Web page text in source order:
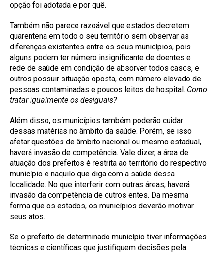
opção foi adotada e por quê.
Também não parece razoável que estados decretem
quarentena em todo o seu território sem observar as
diferenças existentes entre os seus municípios, pois
alguns podem ter número insignificante de doentes e
rede de saúde em condição de absorver todos casos, e
outros possuir situação oposta, com número elevado de
pessoas contaminadas e poucos leitos de hospital. Como
tratar igualmente os desiguais?
Além disso, os municípios também poderão cuidar
dessas matérias no âmbito da saúde. Porém, se isso
afetar questões de âmbito nacional ou mesmo estadual,
haverá invasão de competência. Vale dizer, a área de
atuação dos prefeitos é restrita ao território do respectivo
município e naquilo que diga com a saúde dessa
localidade. No que interferir com outras áreas, haverá
invasão da competência de outros entes. Da mesma
forma que os estados, os municípios deverão motivar
seus atos.
Se o prefeito de determinado município tiver informações
técnicas e científicas que justifiquem decisões pela